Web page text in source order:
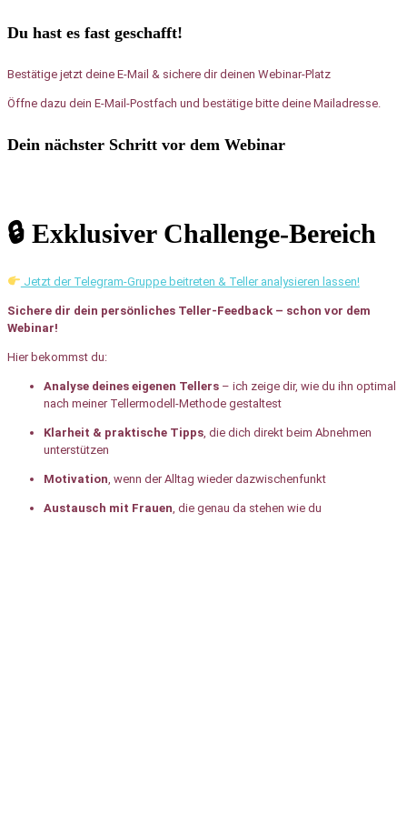
Du hast es fast geschafft!
Bestätige jetzt deine E-Mail & sichere dir deinen Webinar-Platz
Öffne dazu dein E-Mail-Postfach und bestätige bitte deine Mailadresse.
Dein nächster Schritt vor dem Webinar
🔒 Exklusiver Challenge-Bereich
Jetzt der Telegram-Gruppe beitreten & Teller analysieren lassen!
Sichere dir dein persönliches Teller-Feedback – schon vor dem
Webinar!
Hier bekommst du:
Analyse deines eigenen Tellers – ich zeige dir, wie du ihn optimal
nach meiner Tellermodell-Methode gestaltest
Klarheit & praktische Tipps , die dich direkt beim Abnehmen
unterstützen
Motivation , wenn der Alltag wieder dazwischenfunkt
Austausch mit Frauen , die genau da stehen wie du